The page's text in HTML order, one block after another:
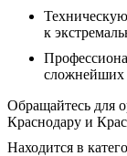
к
сложнейших
Обращайтесь для
Краснодару и
Находится в